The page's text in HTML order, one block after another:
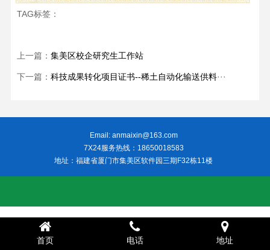
TAG标签：
上一篇： 集美区校企研究生工作站
下一篇： 科技成果转化项目证书--稀土自动化输送供料···
Email: anmaixin@163.com
7X24服务热线：18650018583
地址：福建省厦门市集美区软件园三期F32栋11楼
首页 电话 地址